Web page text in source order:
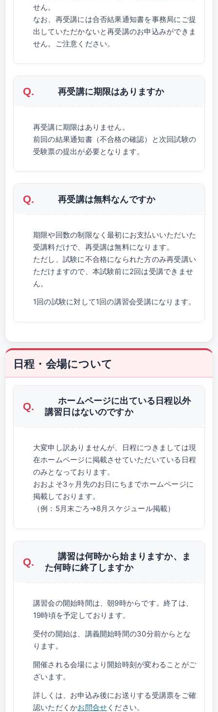
せん。
なお、再受講には合否結果通知書を事務局にご提
出していただかないと再受講のお申込みができま
せん。ご注意ください。
再受講に期限はありますか
再受講に期限はありません。
前回の結果通知書（不合格の確認）と次回試験の
受験票の提出が必要となります。
再受講は無料なんですか
期限や回数の制限なく最初にお支払いいただいた
受講料だけで、再受講は無料になります。
ただし、試験に不合格になられた方のみ再受講い
ただけますので、本試験前に2回は受講できませ
ん。
1回の試験に対して1回の講習会受講になります。
日程・会場について
ホームページに出ている日程以外
講習日はないのですか
大変申し訳ありませんが、日程につきましては現
在ホームページに掲載させていただいている日程
のみとなっております。
おおよそ3ヶ月先のお日にちまでホームページに
掲載しております。
（例：5月末ごろ→8月スケジュール掲載）
講習は何時から始まりますか、ま
た何時に終了しますか
講習会の開始時間は、朝9時からです。終了は、
19時頃を予定しております。
受付の開始は、講義開始時間の30分前からとな
ります。
開催される会場により開始時刻が変わることがご
ざいます。
詳しくは、お申込み後にお送りする受講票をご確
認いただくかお問合せ ください。